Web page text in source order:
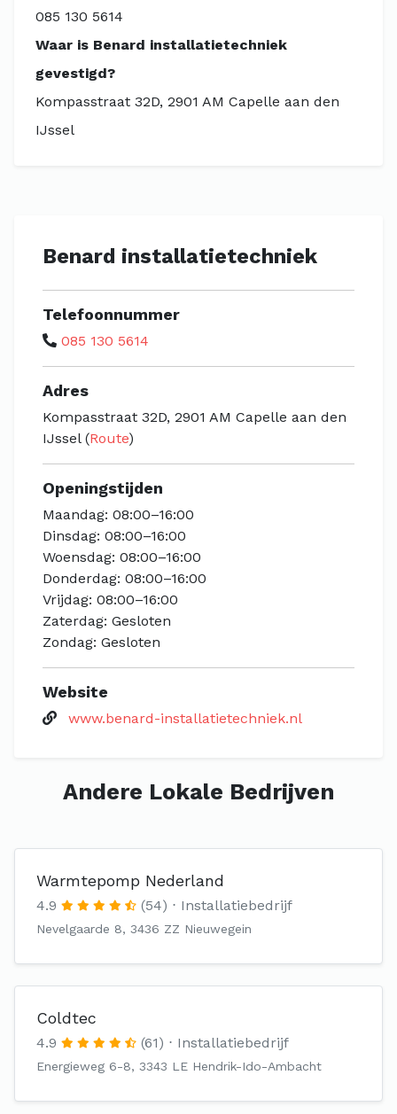
085 130 5614
Waar is Benard installatietechniek
gevestigd?
Kompasstraat 32D, 2901 AM Capelle aan den
IJssel
Benard installatietechniek
Telefoonnummer
085 130 5614
Adres
Kompasstraat 32D, 2901 AM Capelle aan den
IJssel (Route)
Openingstijden
Maandag: 08:00–16:00
Dinsdag: 08:00–16:00
Woensdag: 08:00–16:00
Donderdag: 08:00–16:00
Vrijdag: 08:00–16:00
Zaterdag: Gesloten
Zondag: Gesloten
Website
www.benard-installatietechniek.nl
Andere Lokale Bedrijven
Warmtepomp Nederland
4.9 (54) Installatiebedrijf
Nevelgaarde 8, 3436 ZZ Nieuwegein
Coldtec
4.9 (61) Installatiebedrijf
Energieweg 6-8, 3343 LE Hendrik-Ido-Ambacht